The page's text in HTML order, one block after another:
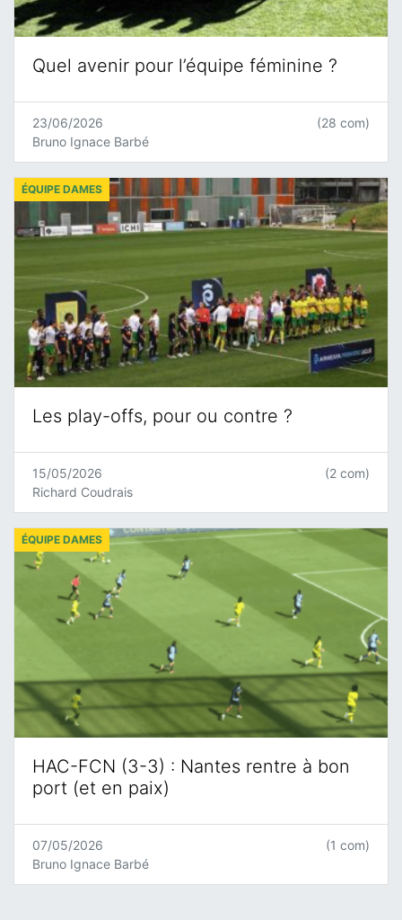
Quel avenir pour l’équipe féminine ?
23/06/2026
Bruno Ignace Barbé
(28 com)
Les play-offs, pour ou contre ?
ÉQUIPE DAMES
15/05/2026
Richard Coudrais
(2 com)
HAC-FCN (3-3) : Nantes rentre à bon
port (et en paix)
ÉQUIPE DAMES
07/05/2026
Bruno Ignace Barbé
(1 com)